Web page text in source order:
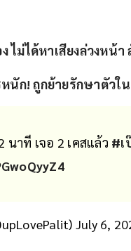
ไม่ได้หาเสียงล่วงหน้
นัก! ถูกย้ายรักษาตัวใ
นาที เจอ 2 เคสแล้ว #เ
July 6,